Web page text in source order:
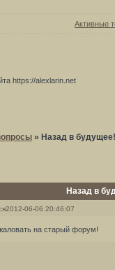
Активные
https://alexlarin.net
»Назад в
Назад в
2012-06-06 20:46:07
на старый форум!